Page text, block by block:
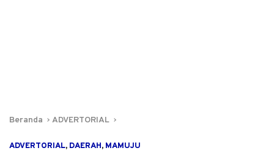
Beranda ADVERTORIAL
ADVERTORIAL, DAERAH, MAMUJU